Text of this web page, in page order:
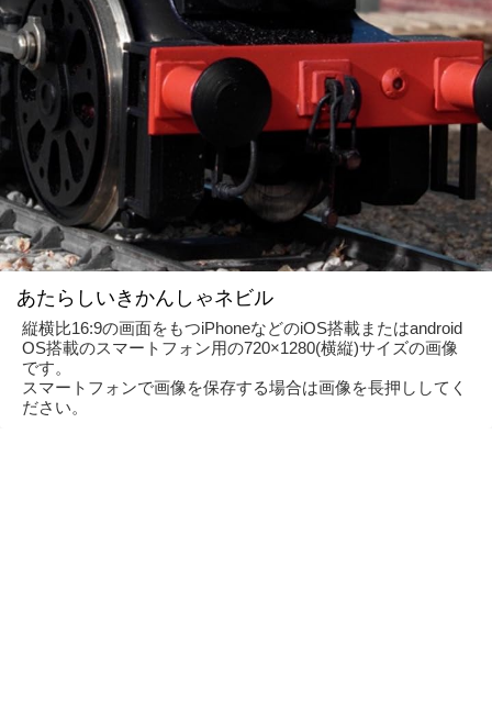
あたらしいきかんしゃネビル
縦横比16:9の画面をもつiPhoneなどのiOS搭載またはandroid
OS搭載のスマートフォン用の720×1280(横縦)サイズの画像
です。
スマートフォンで画像を保存する場合は画像を長押ししてく
ださい。